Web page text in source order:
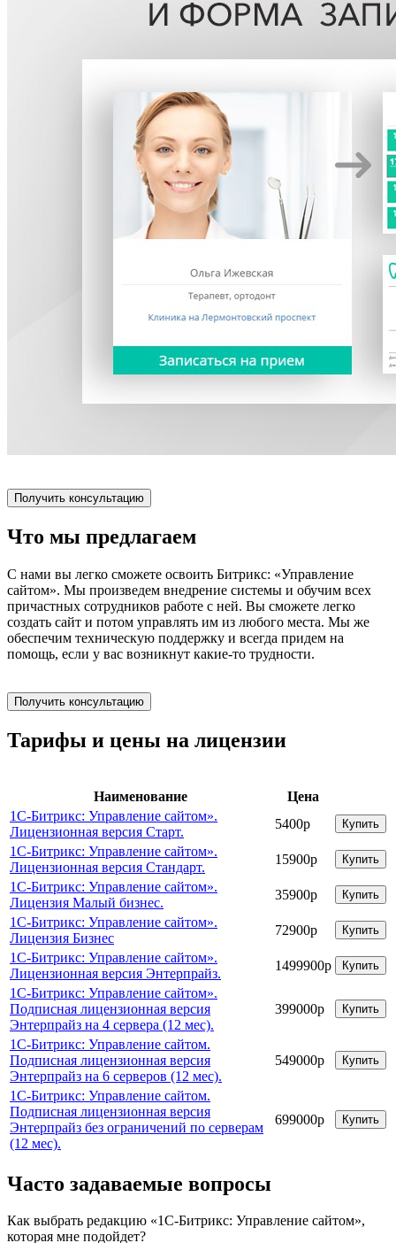
Получить консультацию
Что мы предлагаем
С нами вы легко сможете освоить Битрикс: «Управление
сайтом». Мы произведем внедрение системы и обучим всех
причастных сотрудников работе с ней. Вы сможете легко
создать сайт и потом управлять им из любого места. Мы же
обеспечим техническую поддержку и всегда придем на
помощь, если у вас возникнут какие-то трудности.
Получить консультацию
Тарифы и цены на лицензии
Наименование
Цена
1С-Битрикс: Управление сайтом».
Лицензионная версия Старт.
5400р Купить
1С-Битрикс: Управление сайтом».
Лицензионная версия Стандарт.
15900р Купить
1С-Битрикс: Управление сайтом».
Лицензия Малый бизнес.
35900р Купить
1С-Битрикс: Управление сайтом».
Лицензия Бизнес
72900р Купить
1С-Битрикс: Управление сайтом».
Лицензионная версия Энтерпрайз.
1499900р Купить
1С-Битрикс: Управление сайтом».
Подписная лицензионная версия
Энтерпрайз на 4 сервера (12 мес).
399000р Купить
1С-Битрикс: Управление сайтом.
Подписная лицензионная версия
Энтерпрайз на 6 серверов (12 мес).
549000р Купить
1С-Битрикс: Управление сайтом.
Подписная лицензионная версия
Энтерпрайз без ограничений по серверам
(12 мес).
699000р Купить
Часто задаваемые вопросы
Как выбрать редакцию «1С-Битрикс: Управление сайтом»,
которая мне подойдет?